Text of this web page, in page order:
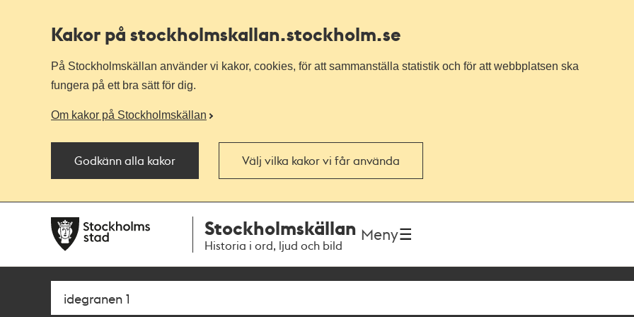
Kakor på stockholmskallan.stockholm.se
På Stockholmskällan använder vi kakor, cookies, för att sammanställa statistik och för att webbplatsen ska
fungera på ett bra sätt för dig.
Om kakor på Stockholmskällan
Godkänn alla kakor Välj vilka kakor vi får använda
navigationen
huvudinnehållet
Stockholmskällan
Historia i ord, ljud och bild
Meny
Sök